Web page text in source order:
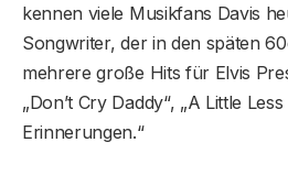
kennen viele Musikfans Davis
Songwriter, der in den späten
mehrere große Hits für Elvis
„Don’t Cry Daddy“, „A Little
Erinnerungen.“